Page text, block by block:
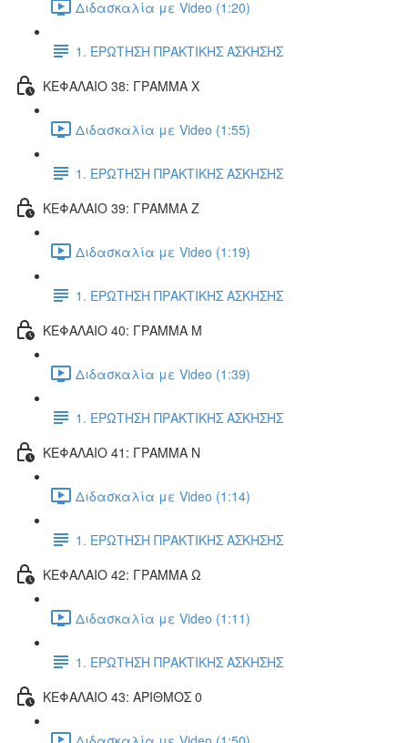
Διδασκαλία με Video (1:20)
1. ΕΡΩΤΗΣΗ ΠΡΑΚΤΙΚΗΣ ΑΣΚΗΣΗΣ
ΚΕΦΑΛΑΙΟ 38: ΓΡΑΜΜΑ Χ
Διδασκαλία με Video (1:55)
1. ΕΡΩΤΗΣΗ ΠΡΑΚΤΙΚΗΣ ΑΣΚΗΣΗΣ
ΚΕΦΑΛΑΙΟ 39: ΓΡΑΜΜΑ Ζ
Διδασκαλία με Video (1:19)
1. ΕΡΩΤΗΣΗ ΠΡΑΚΤΙΚΗΣ ΑΣΚΗΣΗΣ
ΚΕΦΑΛΑΙΟ 40: ΓΡΑΜΜΑ Μ
Διδασκαλία με Video (1:39)
1. ΕΡΩΤΗΣΗ ΠΡΑΚΤΙΚΗΣ ΑΣΚΗΣΗΣ
ΚΕΦΑΛΑΙΟ 41: ΓΡΑΜΜΑ Ν
Διδασκαλία με Video (1:14)
1. ΕΡΩΤΗΣΗ ΠΡΑΚΤΙΚΗΣ ΑΣΚΗΣΗΣ
ΚΕΦΑΛΑΙΟ 42: ΓΡΑΜΜΑ Ω
Διδασκαλία με Video (1:11)
1. ΕΡΩΤΗΣΗ ΠΡΑΚΤΙΚΗΣ ΑΣΚΗΣΗΣ
ΚΕΦΑΛΑΙΟ 43: ΑΡΙΘΜΟΣ 0